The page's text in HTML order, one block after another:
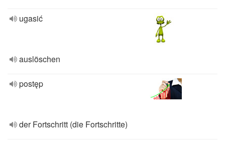
ugasić
auslöschen
postęp
der Fortschritt (die Fortschritte)